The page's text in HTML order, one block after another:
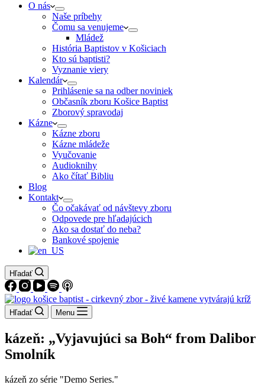
O nás
Naše príbehy
Čomu sa venujeme
Mládež
História Baptistov v Košiciach
Kto sú baptisti?
Vyznanie viery
Kalendár
Prihlásenie sa na odber noviniek
Občasník zboru Košice Baptist
Zborový spravodaj
Kázne
Kázne zboru
Kázne mládeže
Vyučovanie
Audioknihy
Ako čítať Bibliu
Blog
Kontakt
Čo očakávať od návštevy zboru
Odpovede pre hľadajúcich
Ako sa dostať do neba?
Bankové spojenie
Hľadať
Hľadať Menu
kázeň: „Vyjavujúci sa Boh“ from Dalibor
Smolník
kázeň zo série "Demo Series."